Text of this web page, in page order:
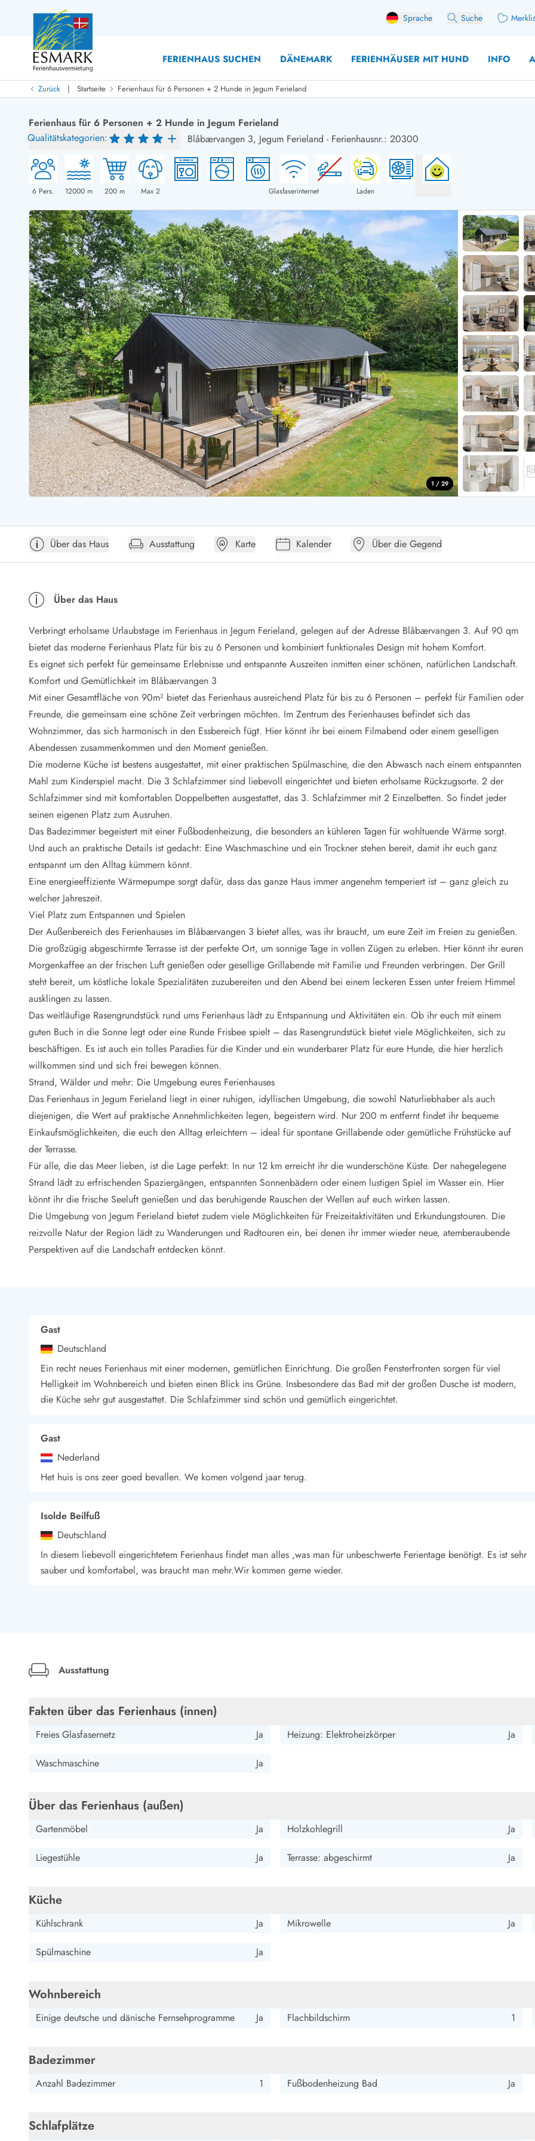
Sprache Suche
FERIENHAUS SUCHEN DÄNEMARK FERIENHÄUSER MIT HUND INFO
Last Minute
Last Minute
Neu bei uns!
Neue Ferienhäuser bei ESMARKFerienhäuser mit PoolFerienhäuser mit Hund
Neurenovierte Ferienhäuser
Ferienhäuser mit Endreinigung inklusive
Ferienhäuser dicht am Strand
Ferienhäuser neu gebaut
Ferienhäuser mit Sauna
Ferienhäuser Nicht-Raucher
Ferienhäuser mit Aussicht
Ferienhäuser mit Whirlpool
Ferienhäuser mit Freitagswechsel
Ferienhäuser mit Samstagswechsel
Ferienhäuser mit Sonntagswechsel
Ferienhäuser für Angler
Ferienhäuser mit Aktivitätsraum
Ferienhäuser mit Kaminofen
Ferienhäuser mit Kindern
Luxus Ferienhäuser
Ferienhäuser mit Nebensaionrabatt
Ferienhaus für 2 Personen
Ferienhaus für 4 Personen
Ferienhaus für 6 Personen
Ferienhaus für
Ferienhäuser im
Ferienhäuser im
Ferienhäuser im
Ferienhäuser
Ferienhäuser
Ferienhäuser
Ferienhäuser BjerregardFerienhäuser BlavandFerienhäuser Hvide Sande
Ferienhäuser Sondervig
Ferienhäuser Argab
Ferienhäuser in Arrild
Ferienhäuser Bjerregard
Ferienhäuser Blavand
Ferienhäuser Bork Havn
Ferienhäuser Fjand
Ferienhäuser Fanö
Ferienhäuser Graerup Strand
Ferienhäuser Haurvig
Ferienhäuser Henne Strand
Ferienhäuser Ho
Ferienhäuser Houstrup
Ferienhäuser Houvig
Ferienhäuser auf Holmsland Klit
Ferienhäuser in Holmsland
Ferienhäuser Hvide Sande
Ferienhäuser Jegum
Ferienhäuser Klegod
Ferienhäuser Lodbjerg Hede
Ferienhäuser Nr. Lyngvig
Ferienhäuser in
Ferienhäuser
Ferienhäuser
Ferienhäuser
Ferienhäuser
Ferienhäuser in
Ferienhäuser
Ferienhäuser
Ferienhäuser
Öffnungszeiten
Anreise
Ferienhaus ABC
Häufige Fragen zur Buchung
Verleihservice
Reisescheckliste
Endreinigung
Gutschein
Frühbucher
Mietbedingungen
Reiseführer Dänemark
Tipps für Urlaub in Dänemark
Wetter in Dänemark
Saisonzeiten
Badesicherheit im Meer
Naturschutz
Webcam Dänemark
Ferienhauskatalog
Fotowettbewerb
Vorteile bei uns
Reisecurity
Esmark KidsVIP
Esmark VIP - Partnervorteile und Rabatte
Preisgarantie
Keine Kaution
Gästebewertungen
Gratis WLAN
We love people
Esmark VIP Partnervorteile
Esmark KidsVIP
LEGOLAND® Rabatt
Urlaub mit Kindern
Urlaub mit Hund
Urlaub am Strand
Urlaub in der Natur
Finde Bernstein am Strand
Indoorspielländer in Dänemark
Zoos und Tierparks in Dänemark
Freizeitparks in Dänemark
Angeln in Dänemark
Bowling in Dänemark
Minigolf spielen in Dänemark
Surfen in Dänemark
Wandern in Dänemark
Wasserski in Dänemark
Segeln in Dänemark
Kultur in Dänemark
Historische Museen
Kunstmuseen
Kunsthandwerk und Galerien
Essen und Trinken
Einkaufen und Shopping
Wikinger in Dänemark
Nachhaltigkeit
Das sagen unsere Gäste
Sponsoren - Esmark unterstützt
Datenschutzerklärung
Zurück | Startseite Ferienhaus für 6 Personen + 2 Hunde in Jegum Ferieland
Ferienhaus für 6 Personen + 2 Hunde in Jegum Ferieland
Qualitätskategorien:
Blåbærvangen 3, Jegum Ferieland - Ferienhausnr.: 20300
6Pers. 12000 m 200 m Max 2 Glasfaserinternet Laden
1 / 29
Über das Haus Ausstattung Karte Kalender Über die Gegend
Über das Haus
Verbringt erholsame Urlaubstage im Ferienhaus in Jegum Ferieland, gelegen auf der Adresse Blåbærvangen 3. Auf 90 qm
bietet das moderne Ferienhaus Platz für bis zu 6 Personen und kombiniert funktionales Design mit hohem Komfort.
Es eignet sich perfekt für gemeinsame Erlebnisse und entspannte Auszeiten inmitten einer schönen, natürlichen Landschaft.
Komfort und Gemütlichkeit im Blåbærvangen 3
Mit einer Gesamtfläche von 90m² bietet das Ferienhaus ausreichend Platz für bis zu 6 Personen – perfekt für Familien oder
Freunde, die gemeinsam eine schöne Zeit verbringen möchten. Im Zentrum des Ferienhauses befindet sich das
Wohnzimmer, das sich harmonisch in den Essbereich fügt. Hier könnt ihr bei einem Filmabend oder einem geselligen
Abendessen zusammenkommen und den Moment genießen.
Die moderne Küche ist bestens ausgestattet, mit einer praktischen Spülmaschine, die den Abwasch nach einem entspannten
Mahl zum Kinderspiel macht. Die 3 Schlafzimmer sind liebevoll eingerichtet und bieten erholsame Rückzugsorte. 2 der
Schlafzimmer sind mit komfortablen Doppelbetten ausgestattet, das 3. Schlafzimmer mit 2 Einzelbetten. So findet jeder
seinen eigenen Platz zum Ausruhen.
Das Badezimmer begeistert mit einer Fußbodenheizung, die besonders an kühleren Tagen für wohltuende Wärme sorgt.
Und auch an praktische Details ist gedacht: Eine Waschmaschine und ein Trockner stehen bereit, damit ihr euch ganz
entspannt um den Alltag kümmern könnt.
Eine energieeffiziente Wärmepumpe sorgt dafür, dass das ganze Haus immer angenehm temperiert ist – ganz gleich zu
welcher Jahreszeit.
Viel Platz zum Entspannen und Spielen
Der Außenbereich des Ferienhauses im Blåbærvangen 3 bietet alles, was ihr braucht, um eure Zeit im Freien zu genießen.
Die großzügig abgeschirmte Terrasse ist der perfekte Ort, um sonnige Tage in vollen Zügen zu erleben. Hier könnt ihr euren
Morgenkaffee an der frischen Luft genießen oder gesellige Grillabende mit Familie und Freunden verbringen. Der Grill
steht bereit, um köstliche lokale Spezialitäten zuzubereiten und den Abend bei einem leckeren Essen unter freiem Himmel
ausklingen zu lassen.
Das weitläufige Rasengrundstück rund ums Ferienhaus lädt zu Entspannung und Aktivitäten ein. Ob ihr euch mit einem
guten Buch in die Sonne legt oder eine Runde Frisbee spielt – das Rasengrundstück bietet viele Möglichkeiten, sich zu
beschäftigen. Es ist auch ein tolles Paradies für die Kinder und ein wunderbarer Platz für eure Hunde, die hier herzlich
willkommen sind und sich frei bewegen können.
Strand, Wälder und mehr: Die Umgebung eures Ferienhauses
Das Ferienhaus in Jegum Ferieland liegt in einer ruhigen, idyllischen Umgebung, die sowohl Naturliebhaber als auch
diejenigen, die Wert auf praktische Annehmlichkeiten legen, begeistern wird. Nur 200 m entfernt findet ihr bequeme
Einkaufsmöglichkeiten, die euch den Alltag erleichtern – ideal für spontane Grillabende oder gemütliche Frühstücke auf
der Terrasse.
Für alle, die das Meer lieben, ist die Lage perfekt: In nur 12 km erreicht ihr die wunderschöne Küste. Der nahegelegene
Strand lädt zu erfrischenden Spaziergängen, entspannten Sonnenbädern oder einem lustigen Spiel im Wasser ein. Hier
könnt ihr die frische Seeluft genießen und das beruhigende Rauschen der Wellen auf euch wirken lassen.
Die Umgebung von Jegum Ferieland bietet zudem viele Möglichkeiten für Freizeitaktivitäten und Erkundungstouren. Die
reizvolle Natur der Region lädt zu Wanderungen und Radtouren ein, bei denen ihr immer wieder neue, atemberaubende
Perspektiven auf die Landschaft entdecken könnt.
Gast
Deutschland
Ein recht neues Ferienhaus mit einer modernen, gemütlichen Einrichtung. Die großen Fensterfronten sorgen für viel
Helligkeit im Wohnbereich und bieten einen Blick ins Grüne. Insbesondere das Bad mit der großen Dusche ist modern,
die Küche sehr gut ausgestattet. Die Schlafzimmer sind schön und gemütlich eingerichtet.
Gast
Nederland
Het huis is ons zeer goed bevallen. We komen volgend jaar terug.
Isolde Beilfuß
Deutschland
In diesem liebevoll eingerichtetem Ferienhaus findet man alles ,was man für unbeschwerte Ferientage benötigt. Es ist sehr
sauber und komfortabel, was braucht man mehr.Wir kommen gerne wieder.
Ausstattung
Fakten über das Ferienhaus (innen)
Freies Glasfasernetz Ja Heizung: Elektroheizkörper Ja
Waschmaschine Ja
Über das Ferienhaus (außen)
Gartenmöbel Ja Holzkohlegrill Ja
Liegestühle Ja Terrasse: abgeschirmt Ja
Küche
Kühlschrank Ja Mikrowelle Ja
Spülmaschine Ja
Wohnbereich
Einige deutsche und dänische Fernsehprogramme Ja Flachbildschirm 1
Badezimmer
Anzahl Badezimmer 1 Fußbodenheizung Bad Ja
Schlafplätze